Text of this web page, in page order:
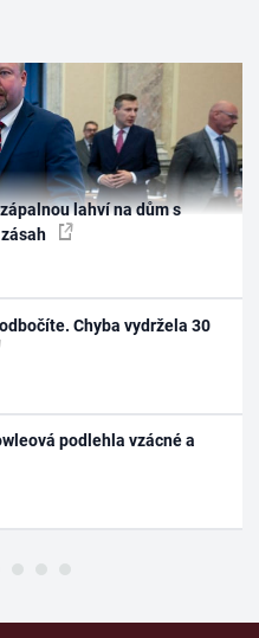
lahví na dům s
Chyba vydržela 30
podlehla vzácné a